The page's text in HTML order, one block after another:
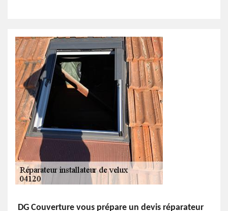
DG Couverture vous prépare un devis réparateur